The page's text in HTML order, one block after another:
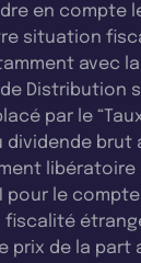
en compte
situation
avec
de Distribution
par le
dividende brut
pour le
fiscalité
prix de la part